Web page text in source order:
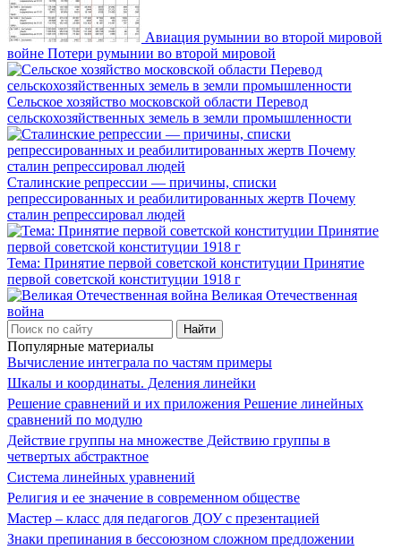
Авиация румынии во второй мировой
войне Потери румынии во второй мировой
Сельское хозяйство московской области Перевод
сельскохозяйственных земель в земли промышленности
Сталинские репрессии — причины, списки
репрессированных и реабилитированных жертв Почему
сталин репрессировал людей
Тема: Принятие первой советской конституции Принятие
первой советской конституции 1918 г
Великая Отечественная
война
Популярные материалы
Вычисление интеграла по частям примеры
Шкалы и координаты. Деления линейки
Решение сравнений и их приложения Решение линейных
сравнений по модулю
Действие группы на множестве Действию группы в
четвертых абстрактное
Система линейных уравнений
Религия и ее значение в современном обществе
Мастер – класс для педагогов ДОУ с презентацией
Знаки препинания в бессоюзном сложном предложении